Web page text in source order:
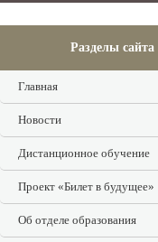
Разделы сайта
Главная
Новости
Дистанционное обучение
Проект «Билет в будущее»
Об отделе образования